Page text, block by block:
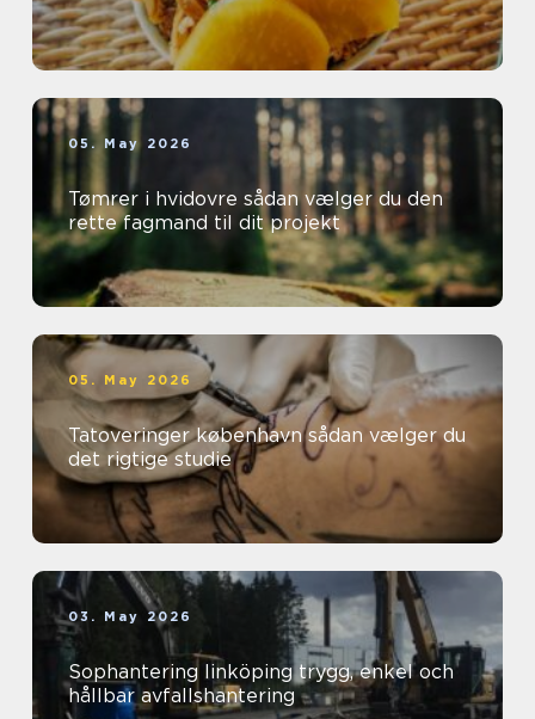
05. May 2026
Tømrer i hvidovre sådan vælger du den
rette fagmand til dit projekt
05. May 2026
Tatoveringer københavn sådan vælger du
det rigtige studie
03. May 2026
Sophantering linköping trygg, enkel och
hållbar avfallshantering